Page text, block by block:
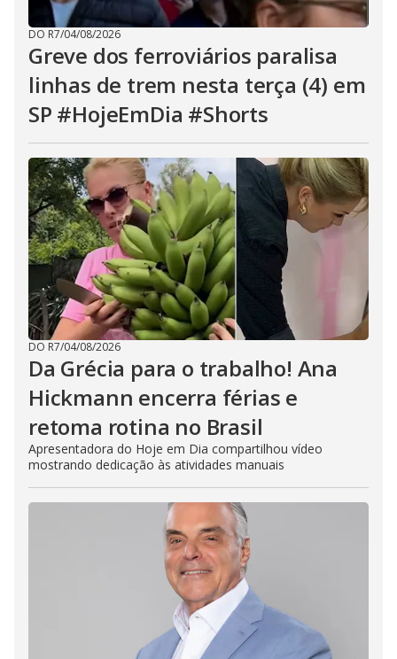
DO R7/04/08/2026
Greve dos ferroviários paralisa
linhas de trem nesta terça (4) em
SP #HojeEmDia #Shorts
DO R7/04/08/2026
Da Grécia para o trabalho! Ana
Hickmann encerra férias e
retoma rotina no Brasil
Apresentadora do Hoje em Dia compartilhou vídeo
mostrando dedicação às atividades manuais